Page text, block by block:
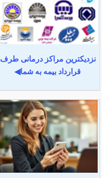
نزدیکترین مراکز درمانی طرف
قرارداد بیمه به شما◀